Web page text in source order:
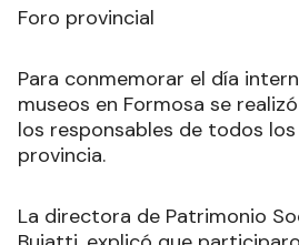
Foro provincial
Para conmemorar el día
museos en Formosa se
los responsables de todos
provincia.
La directora de Patrimonio